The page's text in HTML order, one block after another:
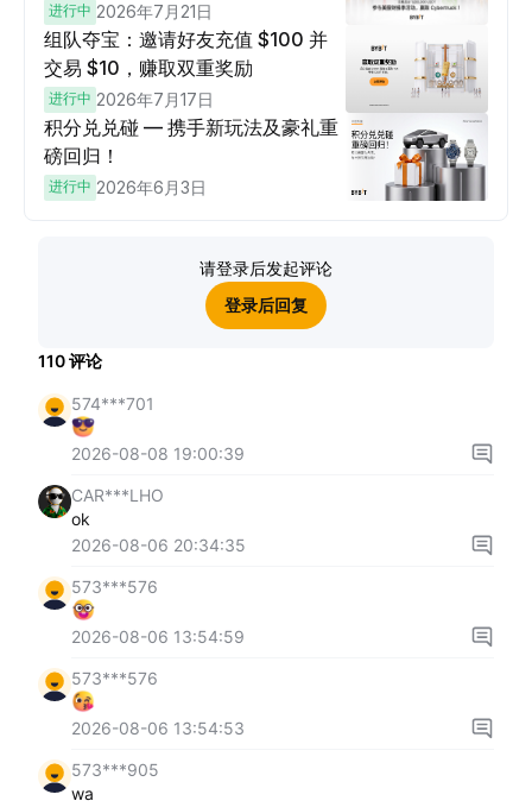
进行中 2026年7月21日
组队夺宝：邀请好友充值 $100 并
交易 $10，赚取双重奖励
进行中 2026年7月17日
积分兑兑碰 — 携手新玩法及豪礼重
磅回归！
进行中 2026年6月3日
请登录后发起评论
登录后回复
110评论
574***701
2026-08-08 19:00:39
CAR***LHO
ok
2026-08-06 20:34:35
573***576
2026-08-06 13:54:59
573***576
2026-08-06 13:54:53
573***905
wa